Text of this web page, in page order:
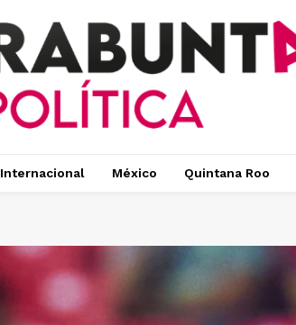
Internacional México Quintana Roo